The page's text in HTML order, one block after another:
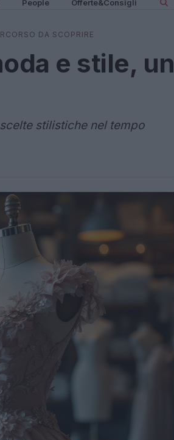
People Offerte&Consigli
DA SCOPRIRE
e stile, un
stilistiche nel tempo